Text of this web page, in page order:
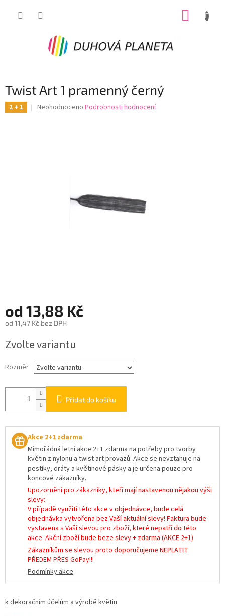
Twist Art 1 pramenný černý
2 + 1
Průměrné
Neohodnoceno Podrobnosti hodnocení
od 13,88 Kč
od 11,47 Kč bez DPH
cena:
Zvolte variantu
Rozměr
Přidat do košíku
Akce 2+1 zdarma
Mimořádná letní akce 2+1 zdarma na potřeby pro tvorby
květin z nylonu a twist art provazů. Akce se nevztahuje na
pestíky, dráty a květinové pásky a je určena pouze pro
koncové zákazníky.
Upozornění pro zákazníky, kteří mají nastavenou nějakou výši
slevy:
V případě využití této akce v objednávce, bude celá
objednávka vytvořena bez Vaší aktuální slevy! Faktura bude
vystavena s Vaší slevou pro zboží, které nepatří do této
akce. Akční zboží bude beze slevy + zdarma (AKCE 2+1)
Zákazníkům se slevou proto doporučujeme NEPLATIT
PŘEDEM PŘES GoPay!!!
Podmínky akce
k dekoračním účelům a výrobě květin